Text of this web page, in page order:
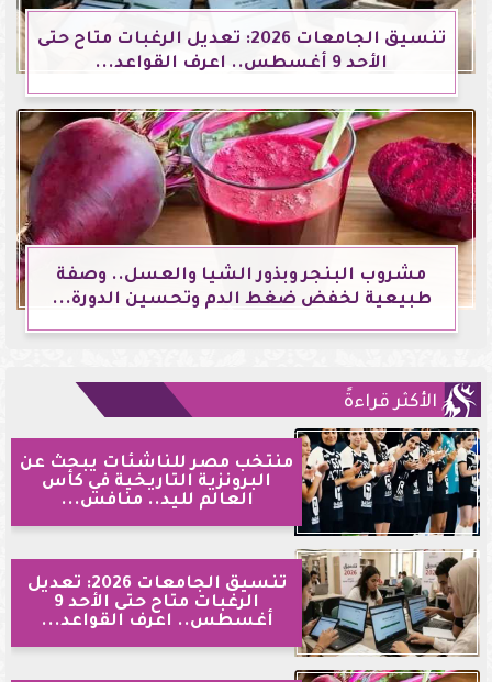
تنسيق الجامعات 2026: تعديل الرغبات متاح حتى
الأحد 9 أغسطس.. اعرف القواعد...
مشروب البنجر وبذور الشيا والعسل.. وصفة
طبيعية لخفض ضغط الدم وتحسين الدورة...
الأكثر قراءةً
منتخب مصر للناشئات يبحث عن
البرونزية التاريخية في كأس
العالم لليد.. منافس...
تنسيق الجامعات 2026: تعديل
الرغبات متاح حتى الأحد 9
أغسطس.. اعرف القواعد...